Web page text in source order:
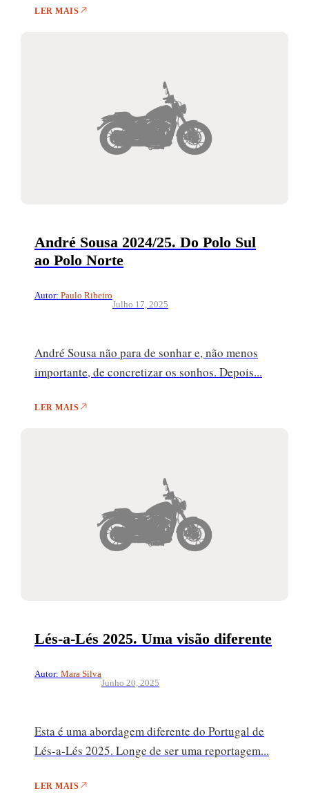
LER MAIS
André Sousa 2024/25. Do Polo Sul
ao Polo Norte
Autor: Paulo Ribeiro
Julho 17, 2025
André Sousa não para de sonhar e, não menos
importante, de concretizar os sonhos. Depois...
LER MAIS
Lés-a-Lés 2025. Uma visão diferente
Autor: Mara Silva
Junho 20, 2025
Esta é uma abordagem diferente do Portugal de
Lés-a-Lés 2025. Longe de ser uma reportagem...
LER MAIS